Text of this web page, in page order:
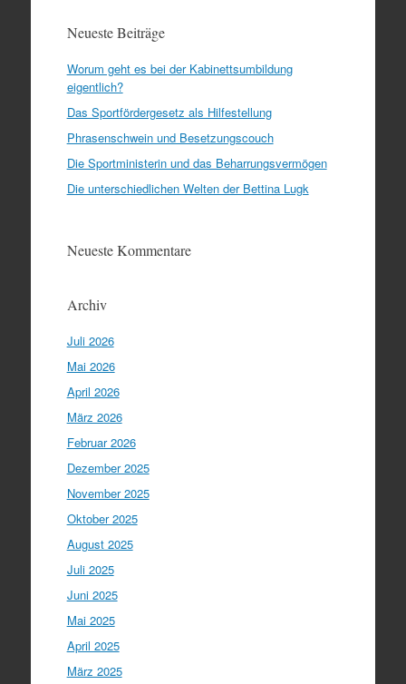
Neueste Beiträge
Worum geht es bei der Kabinettsumbildung
eigentlich?
Das Sportfördergesetz als Hilfestellung
Phrasenschwein und Besetzungscouch
Die Sportministerin und das Beharrungsvermögen
Die unterschiedlichen Welten der Bettina Lugk
Neueste Kommentare
Archiv
Juli 2026
Mai 2026
April 2026
März 2026
Februar 2026
Dezember 2025
November 2025
Oktober 2025
August 2025
Juli 2025
Juni 2025
Mai 2025
April 2025
März 2025